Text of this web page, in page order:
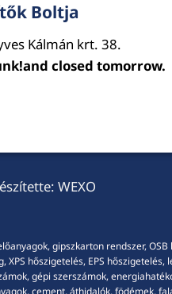
Boltja
Kálmán krt. 38.
closed tomorrow.
WEXO
gipszkarton rendszer,
XPS hőszigetelés, EPS
gépi szerszámok,
cement, áthidalók, födémek,